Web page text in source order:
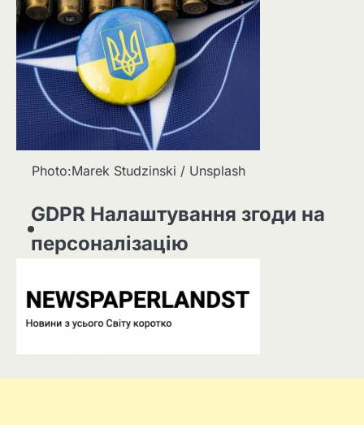
Photo:Marek Studzinski / Unsplash
GDPR Налаштування згоди на
персоналізацію